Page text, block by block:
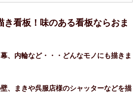
き看板！味のある看板ならおま
、内輪など・・・どんなモノにも描きま
、まきや呉服店様のシャッターなどを描